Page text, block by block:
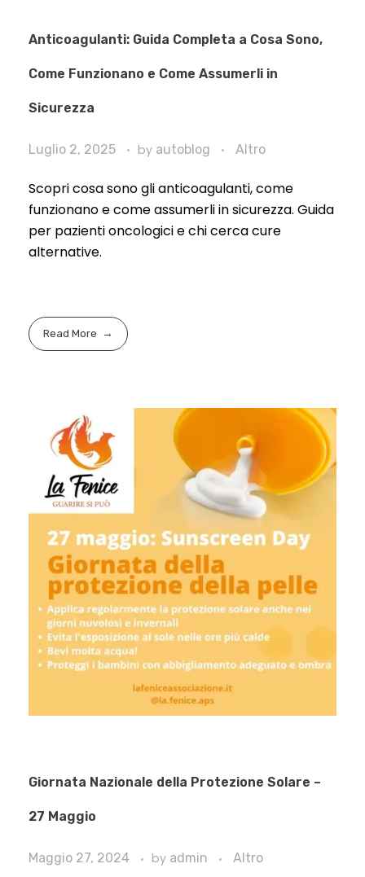
Anticoagulanti: Guida Completa a Cosa Sono,
Come Funzionano e Come Assumerli in
Sicurezza
Luglio 2, 2025 by autoblog Altro
Scopri cosa sono gli anticoagulanti, come
funzionano e come assumerli in sicurezza. Guida
per pazienti oncologici e chi cerca cure
alternative.
Read More
Giornata Nazionale della Protezione Solare –
27 Maggio
Maggio 27, 2024 by admin Altro